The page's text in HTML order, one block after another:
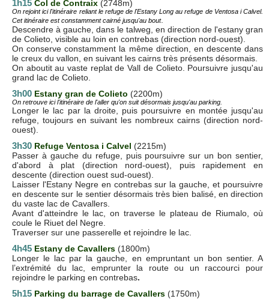
1h15 Col de Contraix (2748m)
On rejoint ici l'itinéraire reliant le refuge de l'Estany Long au refuge de Ventosa i Calvel.
Cet itinéraire est constamment cairné jusqu'au bout.
Descendre à gauche, dans le talweg, en direction de l'estany gran
de Colieto, visible au loin en contrebas (direction nord-ouest).
On conserve constamment la même direction, en descente dans
le creux du vallon, en suivant les cairns très présents désormais.
On aboutit au vaste replat de Vall de Colieto. Poursuivre jusqu'au
grand lac de Colieto.
3h00 Estany gran de Colieto (2200m)
On retrouve ici l'itinéraire de l'aller qu'on suit désormais jusqu'au parking.
Longer le lac par la droite, puis poursuivre en montée jusqu'au
refuge, toujours en suivant les nombreux cairns (direction nord-
ouest).
3h30 Refuge Ventosa i Calvel (2215m)
Passer à gauche du refuge, puis poursuivre sur un bon sentier,
d'abord à plat (direction nord-ouest), puis rapidement en
descente (direction ouest sud-ouest).
Laisser l'Estany Negre en contrebas sur la gauche, et poursuivre
en descente sur le sentier désormais très bien balisé, en direction
du vaste lac de Cavallers.
Avant d'atteindre le lac, on traverse le plateau de Riumalo, où
coule le Riuet del Negre.
Traverser sur une passerelle et rejoindre le lac.
4h45 Estany de Cavallers (1800m)
Longer le lac par la gauche, en empruntant un bon sentier. A
l’extrémité du lac, emprunter la route ou un raccourci pour
rejoindre le parking en contrebas.
5h15 Parking du barrage de Cavallers (1750m)